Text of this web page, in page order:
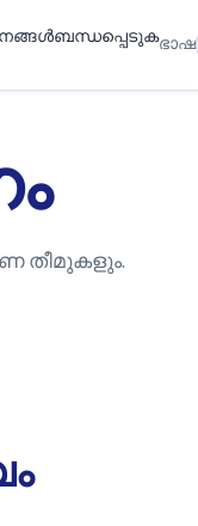
ബന്ധപ്പെടുകഭാഷ
തീമുകളും.